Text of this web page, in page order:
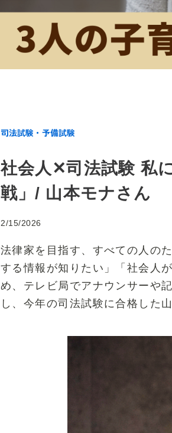
司法試験・予備試験
社会人✕司法試験 私
戦」/ 山本モナさん
2/15/2026
法律家を目指す、すべての人の
する情報が知りたい」「社会人
め、テレビ局でアナウンサーや
し、今年の司法試験に合格した